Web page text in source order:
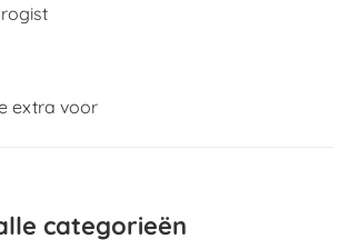
categorieën
extra voor